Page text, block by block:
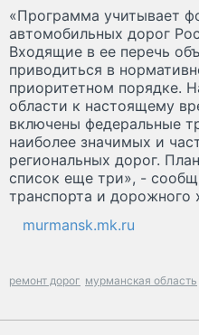
«Программа учитывает
автомобильных дорог
Входящие в ее перечь
приводиться в
приоритетном порядке.
области к настоящему
включены федеральные
наиболее значимых и
региональных дорог.
список еще три», -
транспорта и дорожного
murmansk.mk.ru
ремонт дорог мурманская область